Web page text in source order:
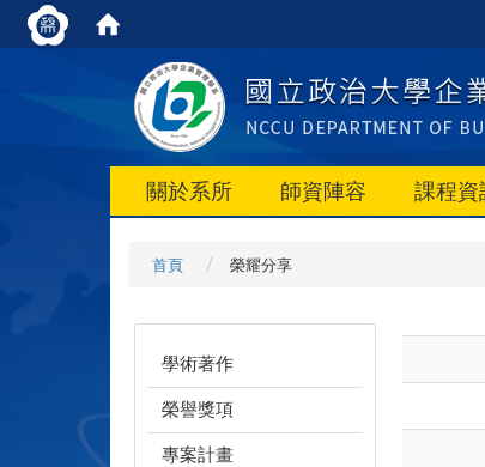
關於系所 師資陣容 課程資
首頁 榮耀分享
學術著作
榮譽獎項
專案計畫